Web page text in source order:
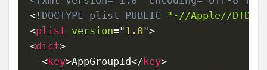
<! DOCTYPE plist PUBLIC
"-//Apple//DTD
<plist version=" 1.0">
<dict>
<key>AppGroupId</ key>